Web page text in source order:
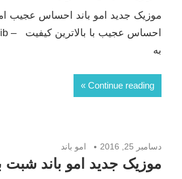
موزیک جدید امو باند احساس عجیب امو
به
Continue reading
دسامبر 25, 2016 امو باند
موزیک جدید امو باند شبت